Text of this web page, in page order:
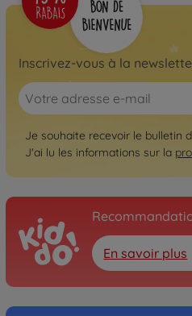
Inscrivez-vous à la
Je souhaite recevoir le bulletin
J'ai lu les informations sur la
En savoir plus